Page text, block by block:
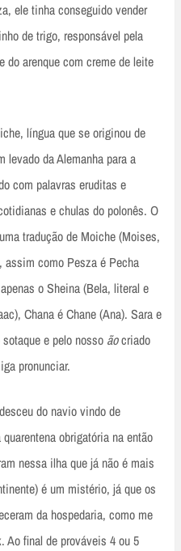
ele tinha conseguido vender
de trigo, responsável pela
do arenque com creme de leite
língua que se originou de
levado da Alemanha para a
com palavras eruditas e
e chulas do polonês. O
tradução de Moiche (Moises,
como Pesza é Pecha
o Sheina (Bela, literal e
Chana é Chane (Ana). Sara e
e pelo nosso ãocriado
pronunciar.
do navio vindo de
obrigatória na então
nessa ilha que já não é mais
é um mistério, já que os
da hospedaria, como me
Ao final de prováveis 4 ou 5